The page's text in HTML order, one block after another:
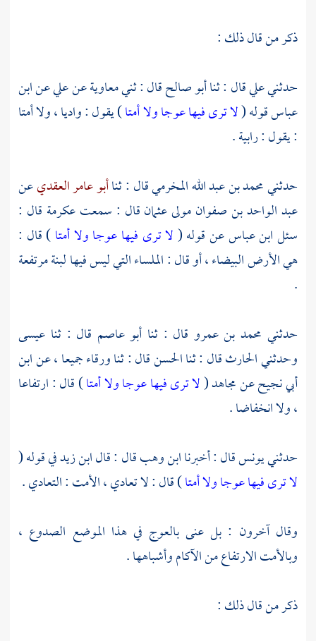
ذكر من قال ذلك :
حدثنيعليقال : ثناأبو صالحقال : ثنيمعاويةعنعليعنابن
عباسقوله (لا ترى فيها عوجا ولا أمتا) يقول : واديا ، ولا أمتا
: يقول : رابية .
حدثنيمحمد بن عبد الله المخرميقال : ثناأبو عامر العقديعن
عبد الواحد بن صفوان مولى عثمانقال : سمعتعكرمة قال :
سئلابن عباسعن قوله (لا ترى فيها عوجا ولا أمتا) قال :
هي الأرض البيضاء ، أو قال : الملساء التي ليس فيها لبنة مرتفعة
.
حدثني محمد بن عمرو قال : ثنا أبو عاصم قال : ثنا عيسى
وحدثنيالحارثقال : ثناالحسنقال : ثناورقاءجميعا ، عنابن
أبي نجيحعنمجاهد(لا ترى فيها عوجا ولا أمتا) قال : ارتفاعا
، ولا انخفاضا .
حدثنييونسقال : أخبرناابن وهبقال : قالابن زيدفي قوله (
لا ترى فيها عوجا ولا أمتا) قال : لا تعادي ، الأمت : التعادي .
وقال آخرون : بل عنى بالعوج في هذا الموضع الصدوع ،
وبالأمت الارتفاع من الآكام وأشباهها .
ذكر من قال ذلك :